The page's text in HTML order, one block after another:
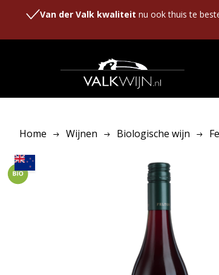
Van der Valk kwaliteit nu ook thuis te
Home Wijnen Biologische wijn